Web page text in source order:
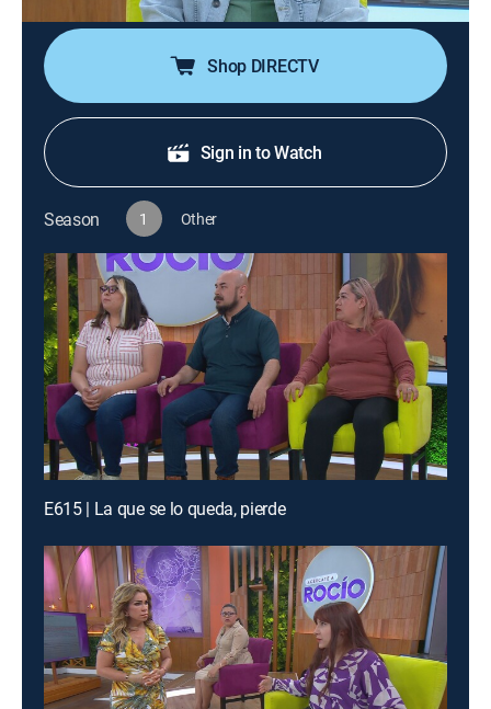
Shop DIRECTV
Sign in to Watch
Season 1 Other
E615 | La que se lo queda, pierde